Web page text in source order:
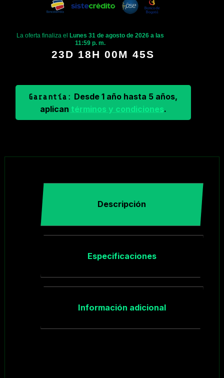
La oferta finaliza el
Lunes 31 de agosto de 2026 a las
11:59 p. m.
23D 18H 00M 44S
Garantía: Desde 1 año hasta 5 años,
aplican términos y condiciones.
Descripción
Especificaciones
Información adicional